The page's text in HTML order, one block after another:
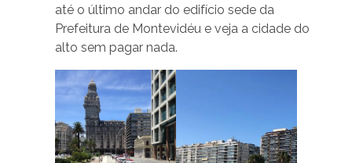
até o último andar do edifício sede da
Prefeitura de Montevidéu e veja a cidade do
alto sem pagar nada.